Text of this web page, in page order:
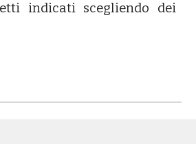
indicati scegliendo dei